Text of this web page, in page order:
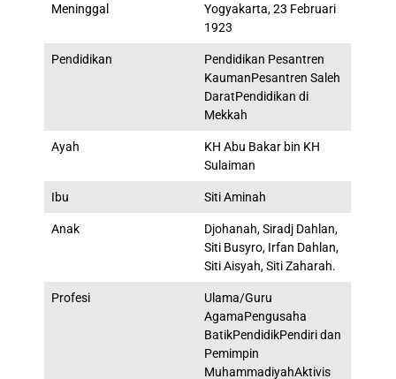
Meninggal
Yogyakarta, 23 Februari
1923
Pendidikan
Pendidikan Pesantren
KaumanPesantren Saleh
DaratPendidikan di
Mekkah
Ayah
KH Abu Bakar bin KH
Sulaiman
Ibu Siti Aminah
Anak
Djohanah, Siradj Dahlan,
Siti Busyro, Irfan Dahlan,
Siti Aisyah, Siti Zaharah.
Profesi
Ulama/Guru
AgamaPengusaha
BatikPendidikPendiri dan
Pemimpin
MuhammadiyahAktivis